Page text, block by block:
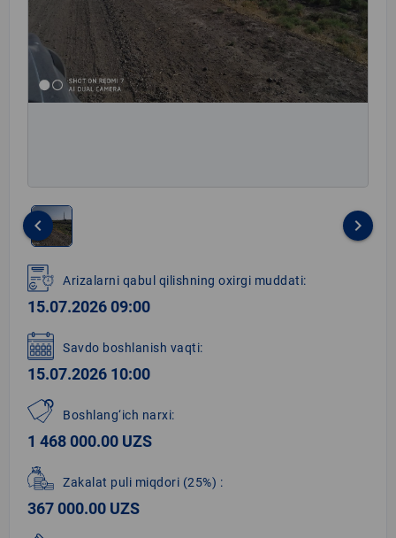
1
of
1
keyboard_arrow_left keyboard_arrow_right
Arizalarni qabul qilishning oxirgi muddati:
15.07.2026 09:00
Savdo boshlanish vaqti:
15.07.2026 10:00
Boshlang‘ich narxi:
1 468 000.00 UZS
Zakalat puli miqdori (25%) :
367 000.00 UZS